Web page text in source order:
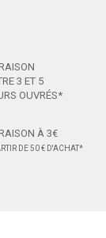
3 ET 5
OUVRÉS*
À 3€
DE 50 € D'ACHAT*